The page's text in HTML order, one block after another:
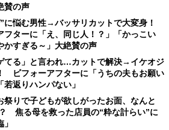
賛の声
に悩む男性→バッサリカットで大変身！
フターに「え、同じ人！？」「かっこい
かすぎる～」大絶賛の声
てる」と言われ…カットで解決→イケオジ
ビフォーアフターに「うちの夫もお願い
若返りハンパない」
祭りで子どもが欲しがったお面、なんと
焦る母を救った店員の“粋な計らい”に
」